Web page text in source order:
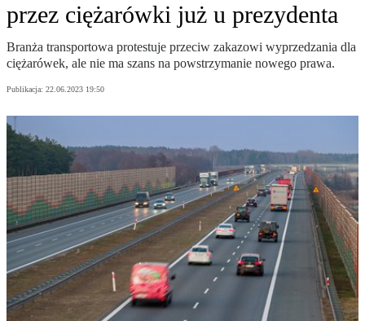
przez ciężarówki już u prezydenta
Branża transportowa protestuje przeciw zakazowi wyprzedzania dla
ciężarówek, ale nie ma szans na powstrzymanie nowego prawa.
Publikacja: 22.06.2023 19:50